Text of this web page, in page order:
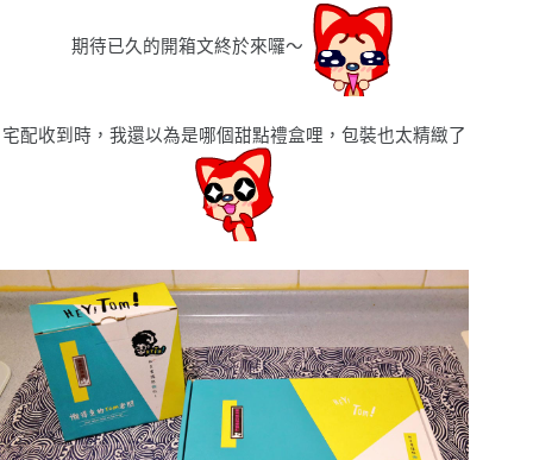
期待已久的開箱文終於來囉〜
宅配收到時，我還以為是哪個甜點禮盒哩，包裝也太精緻了